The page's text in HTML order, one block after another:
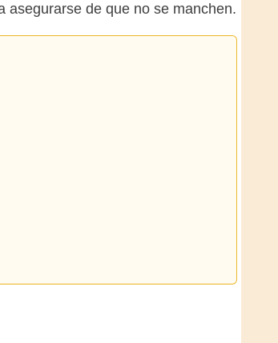
asegurarse de que no se manchen.